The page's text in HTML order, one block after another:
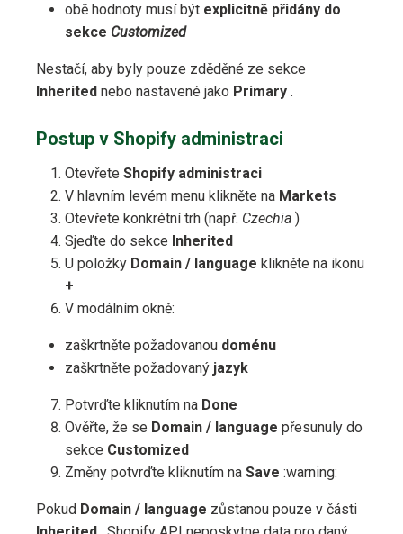
obě hodnoty musí být explicitně přidány do
sekce Customized
Nestačí, aby byly pouze zděděné ze sekce
Inherited nebo nastavené jako Primary .
Postup v Shopify administraci
Otevřete Shopify administraci
V hlavním levém menu klikněte na Markets
Otevřete konkrétní trh (např. Czechia )
Sjeďte do sekce Inherited
U položky Domain / language klikněte na ikonu
+
V modálním okně:
zaškrtněte požadovanou doménu
zaškrtněte požadovaný jazyk
Potvrďte kliknutím na Done
Ověřte, že se Domain / language přesunuly do
sekce Customized
Změny potvrďte kliknutím na Save :warning:
Pokud Domain / language zůstanou pouze v části